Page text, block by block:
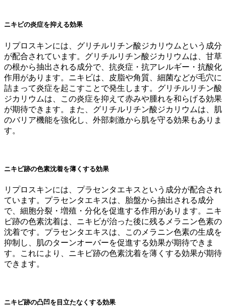
ニキビの炎症を抑える効果
リプロスキンには、グリチルリチン酸ジカリウムという成分
が配合されています。グリチルリチン酸ジカリウムは、甘草
の根から抽出される成分で、抗炎症・抗アレルギー・抗酸化
作用があります。ニキビは、皮脂や角質、細菌などが毛穴に
詰まって炎症を起こすことで発生します。グリチルリチン酸
ジカリウムは、この炎症を抑えて赤みや腫れを和らげる効果
が期待できます。また、グリチルリチン酸ジカリウムは、肌
のバリア機能を強化し、外部刺激から肌を守る効果もありま
す。
ニキビ跡の色素沈着を薄くする効果
リプロスキンには、プラセンタエキスという成分が配合され
ています。プラセンタエキスは、胎盤から抽出される成分
で、細胞分裂・増殖・分化を促進する作用があります。ニキ
ビ跡の色素沈着は、ニキビが治った後に残るメラニン色素の
沈着です。プラセンタエキスは、このメラニン色素の生成を
抑制し、肌のターンオーバーを促進する効果が期待できま
す。これにより、ニキビ跡の色素沈着を薄くする効果が期待
できます。
ニキビ跡の凸凹を目立たなくする効果